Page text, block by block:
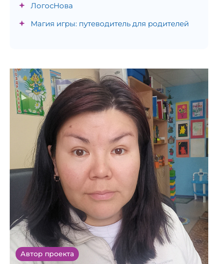
ЛогосНова
Магия игры: путеводитель для родителей
Автор проекта